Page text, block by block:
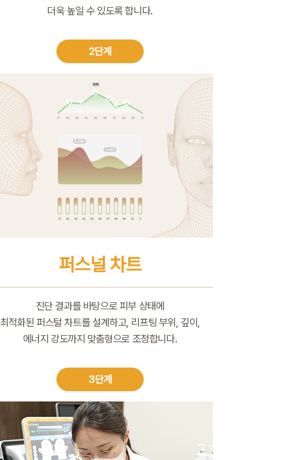
더욱 높일 수 있도록 합니다.
2단계
퍼스널 차트
진단 결과를 바탕으로 피부 상태에
최적화된 퍼스털 차트를 설계하고, 리프팅 부위, 깊이,
에너지 강도까지 맞춤형으로 조정합니다.
3단계